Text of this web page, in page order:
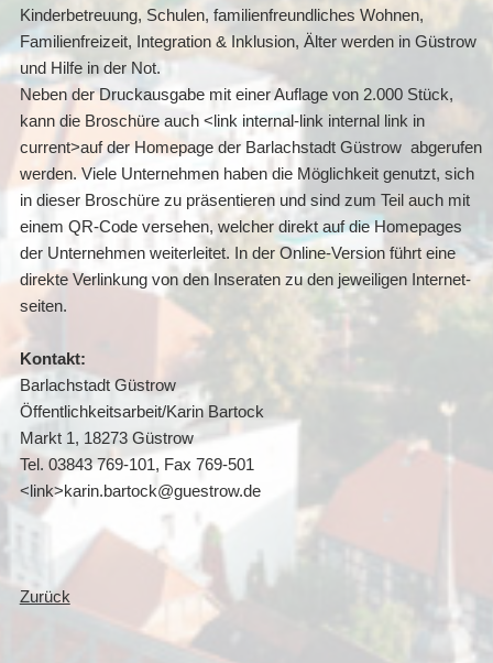
Kinderbetreuung, Schulen, familienfreundliches Wohnen,
Familienfreizeit, Integration & Inklusion, Älter werden in Güstrow
und Hilfe in der Not.
Neben der Druckausgabe mit einer Auflage von 2.000 Stück,
kann die Broschüre auch <link internal-link internal link in
current>auf der Homepage der Barlachstadt Güstrow abgerufen
werden. Viele Unternehmen haben die Möglichkeit genutzt, sich
in dieser Broschüre zu präsentieren und sind zum Teil auch mit
einem QR-Code versehen, welcher direkt auf die Homepages
der Unternehmen weiterleitet. In der Online-Version führt eine
direkte Verlinkung von den Inseraten zu den jeweiligen Internet­
seiten.
Kontakt:
Barlachstadt Güstrow
Öffentlichkeitsarbeit/Karin Bartock
Markt 1, 18273 Güstrow
Tel. 03843 769-101, Fax 769-501
<link>karin.bartock@guestrow.de
Zurück